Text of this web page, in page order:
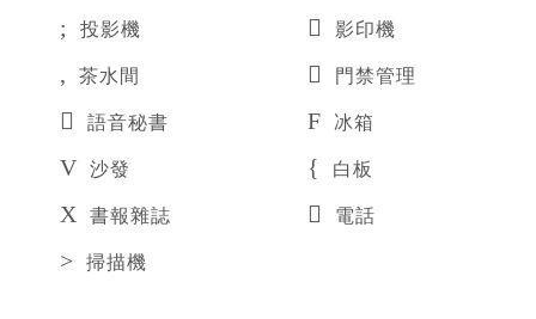
投影機
影印機
茶水間
門禁管理
語音秘書
冰箱
沙發
白板
書報雜誌
電話
掃描機